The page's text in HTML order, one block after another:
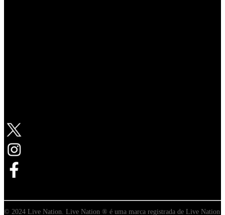
© 2024 Live Nation. Live Nation ® é uma marca registrada de Live Nation